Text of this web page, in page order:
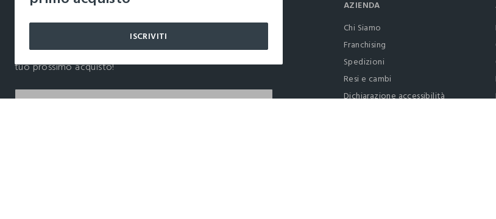
ISCRIVITI
Un click, un regalo:
-10% subito per te 💌
Iscriviti ora alla newsletter e ottieni il-10% di scontosul
tuo prossimo acquisto!
AZIENDA
Chi Siamo
Franchising
Spedizioni
Resi e cambi
Dichiarazione accessibilità